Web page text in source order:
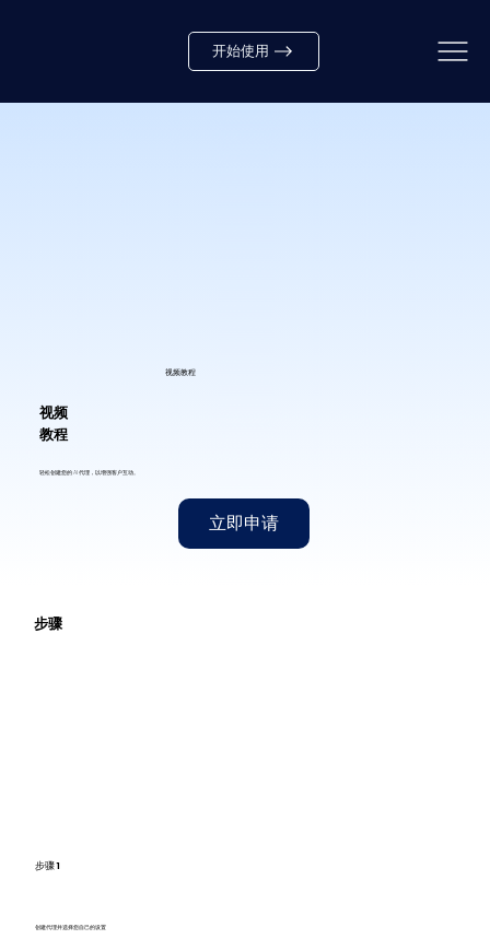
开始使用
视频教程
视频
教程
轻松创建您的 AI 代理，以增强客户互动。
立即申请
步骤
步骤 1
创建代理并选择您自己的设置